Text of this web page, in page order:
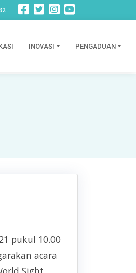
INOVASI PENGADUAN
pukul 10.00
acara